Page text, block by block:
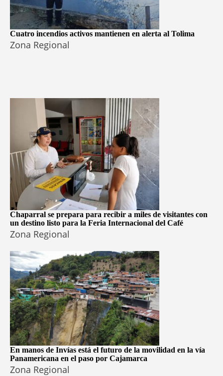
Cuatro incendios activos mantienen en alerta al Tolima
Zona Regional
Chaparral se prepara para recibir a miles de visitantes con
un destino listo para la Feria Internacional del Café
Zona Regional
En manos de Invías está el futuro de la movilidad en la vía
Panamericana en el paso por Cajamarca
Zona Regional